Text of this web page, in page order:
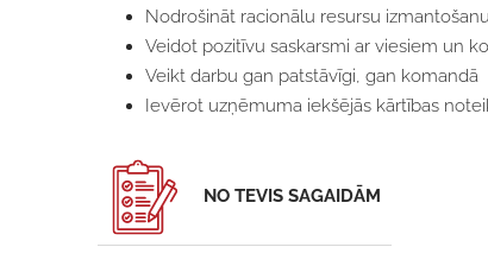
Nodrošināt racionālu resursu
Veidot pozitīvu saskarsmi ar viesiem un
Veikt darbu gan patstāvīgi, gan komandā
Ievērot uzņēmuma iekšējās kārtības
NO TEVIS SAGAIDĀM